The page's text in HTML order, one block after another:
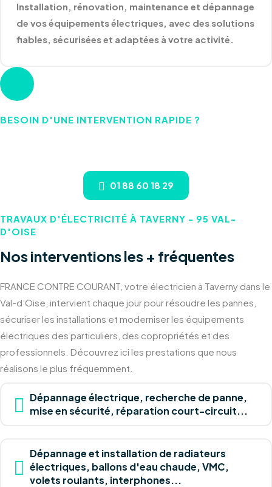
Installation, rénovation, maintenance et dépannage
de vos équipements électriques, avec des solutions
fiables, sécurisées et adaptées à votre activité.
BESOIN D'UNE INTERVENTION RAPIDE ?
01 88 60 18 29
TRAVAUX D'ÉLECTRICITÉ À TAVERNY - 95 VAL-
D'OISE
Nos interventions les + fréquentes
FRANCE CONTRE COURANT, votre électricien à Taverny dans le
Val-d’Oise, intervient chaque jour pour résoudre les pannes,
sécuriser les installations et moderniser les équipements
électriques des particuliers, des copropriétés et des
professionnels. Découvrez ici les prestations que nous
réalisons le plus fréquemment.
Dépannage électrique, recherche de panne,
mise en sécurité, réparation court-circuit...
Dépannage et installation de radiateurs
électriques, ballons d'eau chaude, VMC,
volets roulants, interphones...